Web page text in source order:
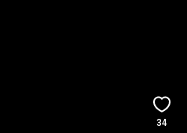
34